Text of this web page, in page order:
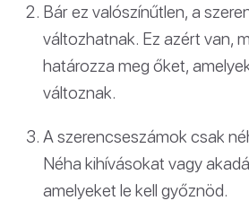
Bár ez valószínűtlen, a
változhatnak. Ez azért van,
határozza meg őket,
változnak.
A szerencseszámok csak
Néha kihívásokat vagy
amelyeket le kell győznöd.